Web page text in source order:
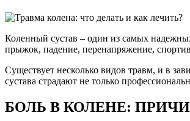
Коленный сустав – один из самых
прыжок, падение, перенапряжение,
Существует несколько видов травм, и в
сустава страдают не только
БОЛЬ В КОЛЕНЕ: